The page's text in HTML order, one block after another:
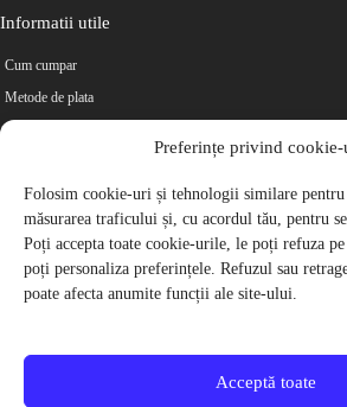
Preferințe privind cookie-
Folosim cookie-uri și tehnologii similare
măsurarea traficului și, cu acordul tău, pentru
Poți accepta toate cookie-urile, le poți refuza
poți personaliza preferințele. Refuzul sau
poate afecta anumite funcții ale site-ului.
Acceptă toate
Informatii utile
Cum cumpar
Metode de plata
Retur
Cariere
Politica de Confidentialitate
Politica de cookie-uri